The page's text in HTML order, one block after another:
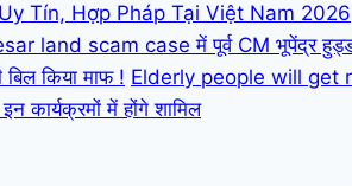
Tín, Hợp Pháp Tại Việt Nam 2026
land scam case में पूर्व CM भूपेंद्र
किया माफ ! Elderly people will get
कार्यक्रमों में होंगे शामिल